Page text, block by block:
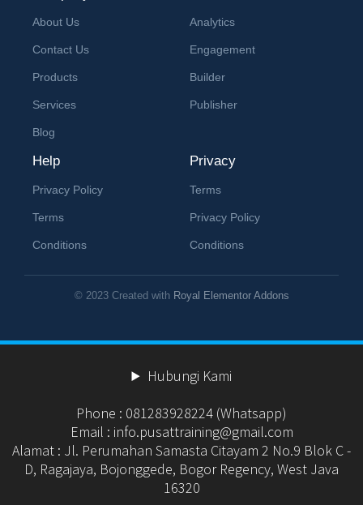
About Us
Contact Us
Products
Services
Blog
Analytics
Engagement
Builder
Publisher
Help
Privacy Policy
Terms
Conditions
Privacy
Terms
Privacy Policy
Conditions
© 2023 Created with Royal Elementor Addons
Hubungi Kami
Phone : 081283928224 (Whatsapp)
Email : info.pusattraining@gmail.com
Alamat : Jl. Perumahan Samasta Citayam 2 No.9 Blok C -
D, Ragajaya, Bojonggede, Bogor Regency, West Java
16320